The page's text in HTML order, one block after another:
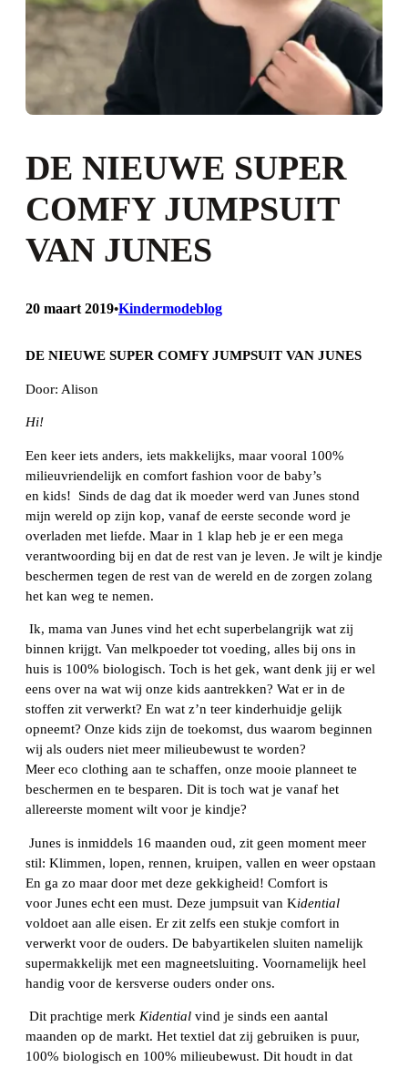
DE NIEUWE SUPER
COMFY JUMPSUIT
VAN JUNES
20 maart 2019•Kindermodeblog
DE NIEUWE SUPER COMFY JUMPSUIT VAN JUNES
Door: Alison
Hi!
Een keer iets anders, iets makkelijks, maar vooral 100%
milieuvriendelijk en comfort fashion voor de baby’s
en kids! Sinds de dag dat ik moeder werd van Junes stond
mijn wereld op zijn kop, vanaf de eerste seconde word je
overladen met liefde. Maar in 1 klap heb je er een mega
verantwoording bij en dat de rest van je leven. Je wilt je kindje
beschermen tegen de rest van de wereld en de zorgen zolang
het kan weg te nemen.
Ik, mama van Junes vind het echt superbelangrijk wat zij
binnen krijgt. Van melkpoeder tot voeding, alles bij ons in
huis is 100% biologisch. Toch is het gek, want denk jij er wel
eens over na wat wij onze kids aantrekken? Wat er in de
stoffen zit verwerkt? En wat z’n teer kinderhuidje gelijk
opneemt? Onze kids zijn de toekomst, dus waarom beginnen
wij als ouders niet meer milieubewust te worden?
Meer eco clothing aan te schaffen, onze mooie planneet te
beschermen en te besparen. Dit is toch wat je vanaf het
allereerste moment wilt voor je kindje?
Junes is inmiddels 16 maanden oud, zit geen moment meer
stil: Klimmen, lopen, rennen, kruipen, vallen en weer opstaan
En ga zo maar door met deze gekkigheid! Comfort is
voor Junes echt een must. Deze jumpsuit van Kidential
voldoet aan alle eisen. Er zit zelfs een stukje comfort in
verwerkt voor de ouders. De babyartikelen sluiten namelijk
supermakkelijk met een magneetsluiting. Voornamelijk heel
handig voor de kersverse ouders onder ons.
Dit prachtige merk Kidential vind je sinds een aantal
maanden op de markt. Het textiel dat zij gebruiken is puur,
100% biologisch en 100% milieubewust. Dit houdt in dat